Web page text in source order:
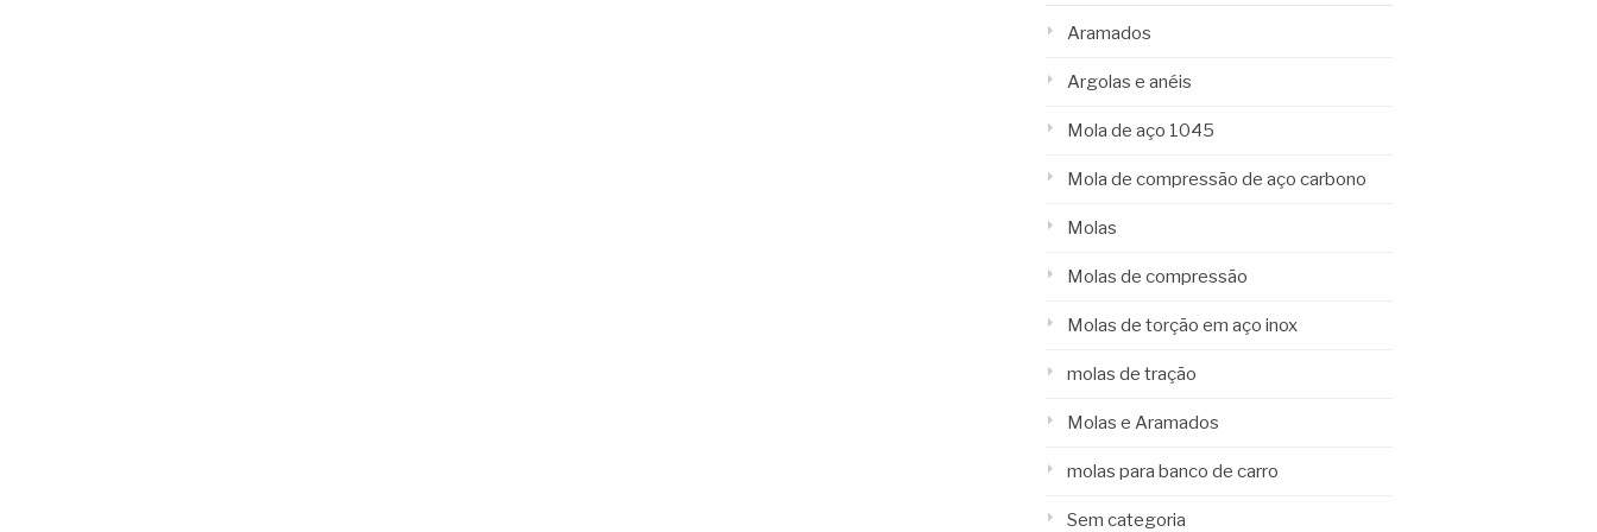
Aramados
Argolas e anéis
Mola de aço 1045
Mola de compressão de aço carbono
Molas
Molas de compressão
Molas de torção em aço inox
molas de tração
Molas e Aramados
molas para banco de carro
Sem categoria